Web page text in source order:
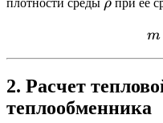
ρ
m
2. Расчет
теплообменника